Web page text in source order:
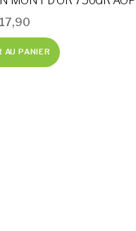
17,90
AU PANIER